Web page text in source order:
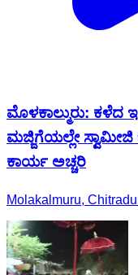
ಮೊಳಕಾಲ್ಮುರು: ಕಳೆದ
ಮಜ್ಜಿಗೆಯಲ್ಲೇ
ಕಾರ್ಯ ಅಚ್ಚರಿ
Molakalmuru,